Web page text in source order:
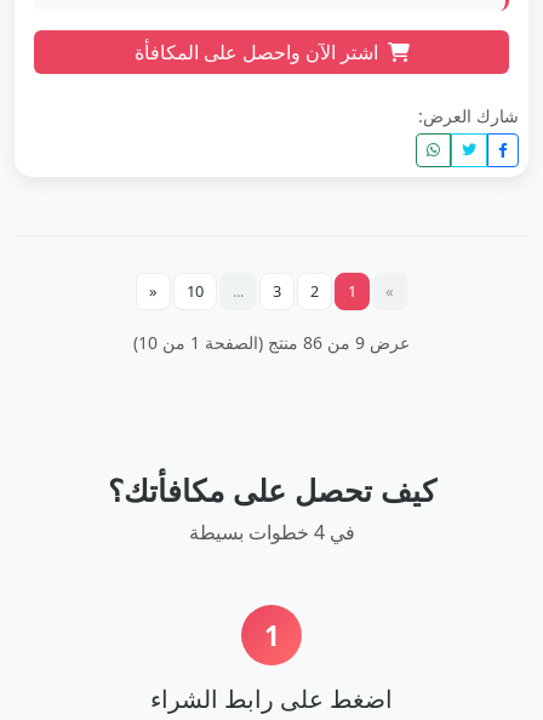
اشتر الآن واحصل على المكافأة
شارك العرض:
»
1
2
3
...
10
«
عرض 9 من 86 منتج (الصفحة 1 من 10)
كيف تحصل على مكافأتك؟
في 4 خطوات بسيطة
1
اضغط على رابط الشراء